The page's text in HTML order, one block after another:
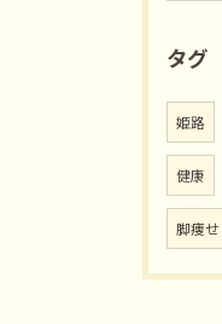
タグ
姫路
健康
脚痩せ